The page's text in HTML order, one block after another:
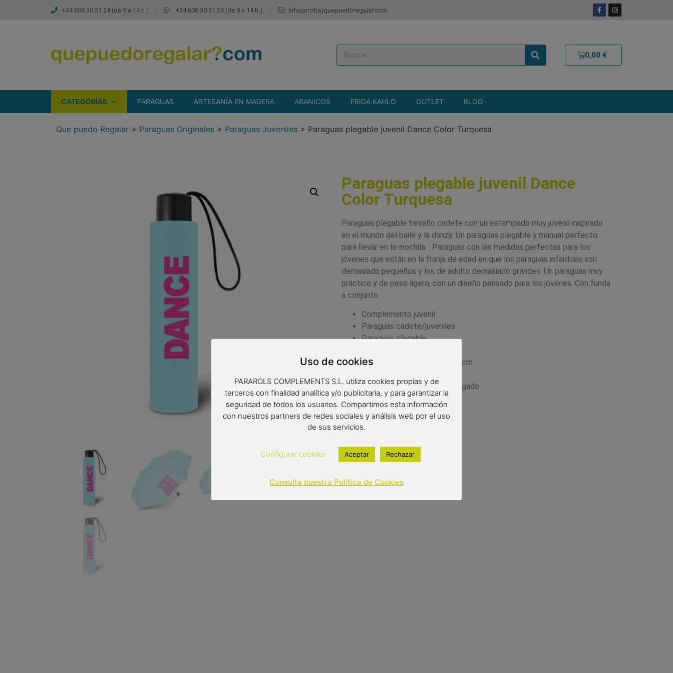
+34 606 30 31 24 (de 9 a 14 h.) +34 606 30 31 24 (de 9 a 14 h.) info(arroba)quepuedoregalar.com
0,00 €
CATEGORÍAS PARAGUAS ARTESANÍA EN MADERA ABANICOS FRIDA KAHLO OUTLET BLOG
Que puedo Regalar > Paraguas Originales > Paraguas Juveniles > Paraguas plegable juvenil Dance Color Turquesa
Paraguas plegable juvenil Dance
Color Turquesa
Paraguas plegable tamaño cadete con un estampado muy juvenil inspirado
en el mundo del baile y la danza. Un paraguas plegable y manual perfecto
para llevar en la mochila. . Paraguas con las medidas perfectas para los
jóvenes que están en la franja de edad en que los paraguas infantiles son
demasiado pequeños y los de adulto demasiado grandes. Un paraguas muy
práctico y de peso ligero, con un diseño pensado para los jóvenes. Con funda
a conjunto.
Complemento juvenil
Paraguas cadete/juveniles
Paraguas plegable
Paraguas de 8 varillas de 54 cm
Longitud: 24 cm de largo plegado
Tipo de apertura: manual
16,90€ (IVA incluido)
Out of stock
Uso de cookies
PARAROLS COMPLEMENTS S.L. utiliza cookies propias y de
terceros con finalidad analítica y/o publicitaria, y para garantizar la
seguridad de todos los usuarios. Compartimos esta información
con nuestros partners de redes sociales y análisis web por el uso
de sus servicios.
Configurar cookies Aceptar Rechazar
Consulta nuestra Política de Cookies